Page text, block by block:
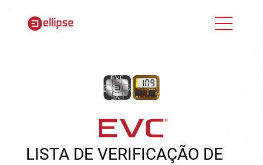
LISTA DE VERIFICAÇÃO DE